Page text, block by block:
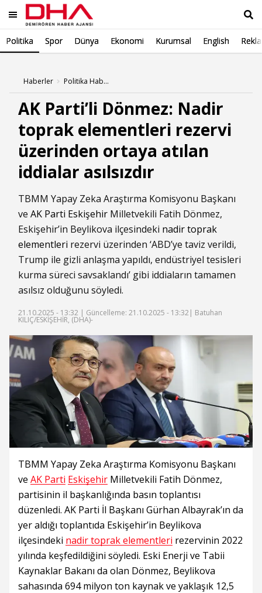
Politika Spor Dünya Ekonomi Kurumsal English
Haberler Politika Haberleri
AK Parti’li Dönmez: Nadir
toprak elementleri rezervi
üzerinden ortaya atılan
iddialar asılsızdır
TBMM Yapay Zeka Araştırma Komisyonu Başkanı
ve AK Parti Eskişehir Milletvekili Fatih Dönmez,
Eskişehir’in Beylikova ilçesindeki nadir toprak
elementleri rezervi üzerinden ‘ABD’ye taviz verildi,
Trump ile gizli anlaşma yapıldı, endüstriyel tesisleri
kurma süreci savsaklandı’ gibi iddiaların tamamen
asılsız olduğunu söyledi.
21.10.2025 - 13:32 | Güncelleme: 21.10.2025 - 13:32 | Batuhan
KILIÇ/ESKİŞEHİR, (DHA)-
TBMM Yapay Zeka Araştırma Komisyonu Başkanı
ve AK Parti Eskişehir Milletvekili Fatih Dönmez,
partisinin il başkanlığında basın toplantısı
düzenledi. AK Parti İl Başkanı Gürhan Albayrak’ın da
yer aldığı toplantıda Eskişehir’in Beylikova
ilçesindeki nadir toprak elementleri rezervinin 2022
yılında keşfedildiğini söyledi. Eski Enerji ve Tabii
Kaynaklar Bakanı da olan Dönmez, Beylikova
sahasında 694 milyon ton kaynak ve yaklaşık 12,5